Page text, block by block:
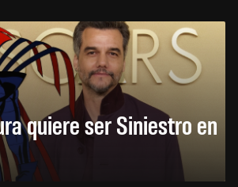
quiere ser Siniestro en